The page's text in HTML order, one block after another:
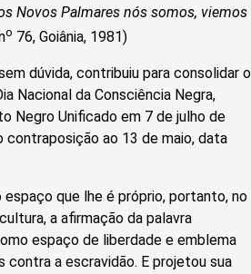
Novos Palmares nós somos, viemos
o 76, Goiânia, 1981)
dúvida, contribuiu para consolidar o
Nacional da Consciência Negra,
Negro Unificado em 7 de julho de
contraposição ao 13 de maio, data
espaço que lhe é próprio, portanto, no
a afirmação da palavra
espaço de liberdade e emblema
contra a escravidão. E projetou sua